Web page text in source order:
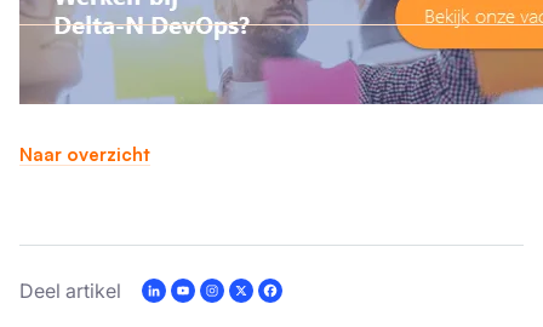
Naar overzicht
Deel artikel